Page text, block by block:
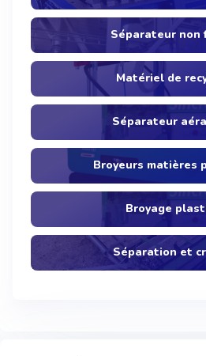
Séparateur non
Matériel de
Séparateur
Broyeurs matières
Broyage
Séparation et